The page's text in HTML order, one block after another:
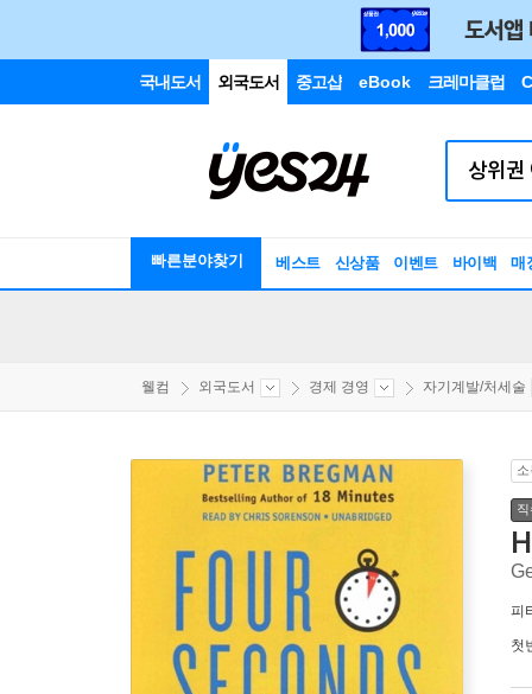
국내도서 외국도서 중고샵 eBook 크레마클럽
빠른분야찾기 베스트 신상품 이벤트 바이백 매
웰컴 외국도서 경제 경영 자기계발/처세술
피
첫